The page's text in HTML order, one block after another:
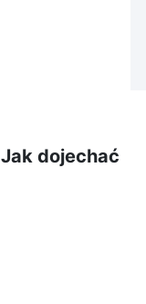
Jak dojechać